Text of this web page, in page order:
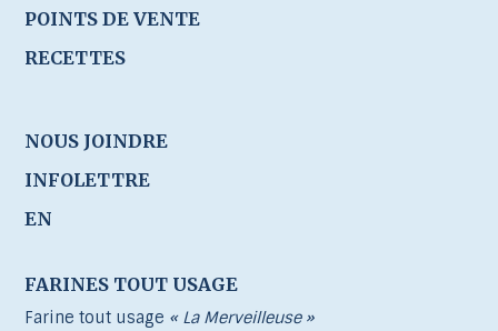
POINTS DE VENTE
RECETTES
NOUS JOINDRE
INFOLETTRE
EN
FARINES TOUT USAGE
Farine tout usage « La Merveilleuse »